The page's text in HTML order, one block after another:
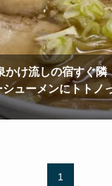
かけ流しの宿すぐ隣
ューメンにトトノ
1